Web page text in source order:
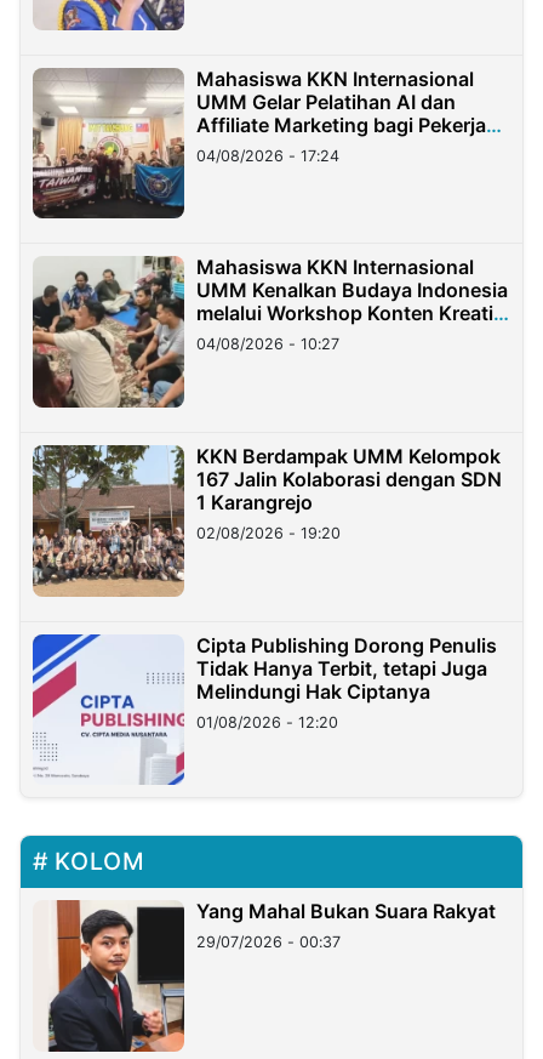
Mahasiswa KKN Internasional
UMM Gelar Pelatihan AI dan
Affiliate Marketing bagi Pekerja
Migran Indonesia di Taiwan
04/08/2026 - 17:24
Mahasiswa KKN Internasional
UMM Kenalkan Budaya Indonesia
melalui Workshop Konten Kreatif
di Taiwan
04/08/2026 - 10:27
KKN Berdampak UMM Kelompok
167 Jalin Kolaborasi dengan SDN
1 Karangrejo
02/08/2026 - 19:20
Cipta Publishing Dorong Penulis
Tidak Hanya Terbit, tetapi Juga
Melindungi Hak Ciptanya
01/08/2026 - 12:20
KOLOM
Yang Mahal Bukan Suara Rakyat
29/07/2026 - 00:37